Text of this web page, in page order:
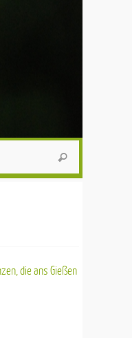
Suchen
die ans Gießen